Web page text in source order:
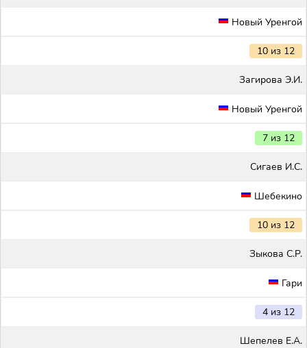
Новый Уренгой
10 из 12
Загирова Э.И.
Новый Уренгой
7 из 12
Сигаев И.С.
Шебекино
10 из 12
Зыкова С.Р.
Гари
4 из 12
Шепелев Е.А.